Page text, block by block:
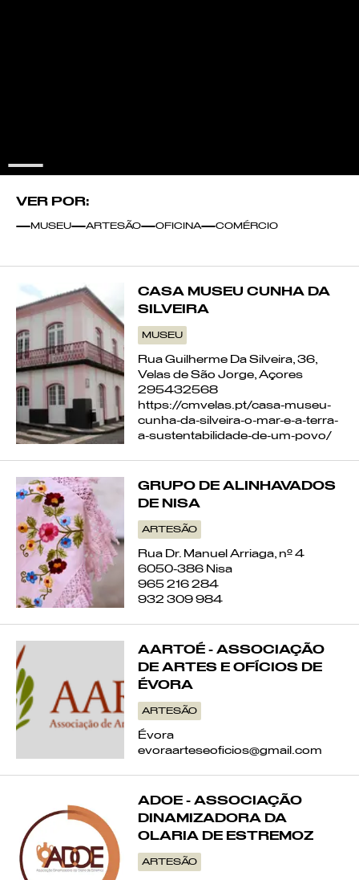
LÃ
PALMA
VIME
SOENGA
TEAR
LINHO
OLARIA DE VIANA DO
ALENTEJO
OLARIA DO REDONDO
OLARIA DE MAFRA
OLARIA DE NISA
BORDADO DE CASTELO
BRANCO
BORDADO DE CRIVO DE SÃO
MIGUEL DA CARREIRA
BORDADO DE TIBALDINHO
BORDADOS DE NISA
VER POR:
MUSEU ARTESÃO OFICINA COMÉRCIO
CASA MUSEU CUNHA DA
SILVEIRA
MUSEU
Rua Guilherme Da Silveira, 36,
Velas de São Jorge, Açores
295432568
https://cmvelas.pt/casa-museu-
cunha-da-silveira-o-mar-e-a-terra-
a-sustentabilidade-de-um-povo/
GRUPO DE ALINHAVADOS
DE NISA
ARTESÃO
Rua Dr. Manuel Arriaga, nº 4
6050-386 Nisa
965 216 284
932 309 984
AARTOÉ - ASSOCIAÇÃO
DE ARTES E OFÍCIOS DE
ÉVORA
ARTESÃO
Évora
evoraarteseoficios@gmail.com
ADOE - ASSOCIAÇÃO
DINAMIZADORA DA
OLARIA DE ESTREMOZ
ARTESÃO